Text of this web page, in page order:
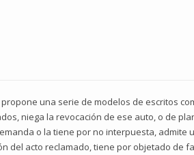
una serie de modelos de escritos
niega la revocación de ese auto, o de
o la tiene por no interpuesta, admite
del acto reclamado, tiene por objetado de